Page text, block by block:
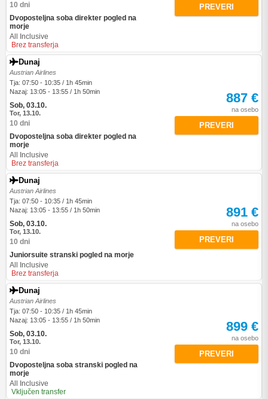
10 dni
Dvoposteljna soba direkter pogled na
morje
All Inclusive
Brez transferja
PREVERI
Dunaj
Austrian Airlines
Tja: 07:50 - 10:35 / 1h 45min
Nazaj: 13:05 - 13:55 / 1h 50min
Sob, 03.10.
Tor, 13.10.
10 dni
Dvoposteljna soba direkter pogled na
morje
All Inclusive
Brez transferja
887 €
na osebo
PREVERI
Dunaj
Austrian Airlines
Tja: 07:50 - 10:35 / 1h 45min
Nazaj: 13:05 - 13:55 / 1h 50min
Sob, 03.10.
Tor, 13.10.
10 dni
Juniorsuite stranski pogled na morje
All Inclusive
Brez transferja
891 €
na osebo
PREVERI
Dunaj
Austrian Airlines
Tja: 07:50 - 10:35 / 1h 45min
Nazaj: 13:05 - 13:55 / 1h 50min
Sob, 03.10.
Tor, 13.10.
10 dni
Dvoposteljna soba stranski pogled na
morje
All Inclusive
Vključen transfer
899 €
na osebo
PREVERI